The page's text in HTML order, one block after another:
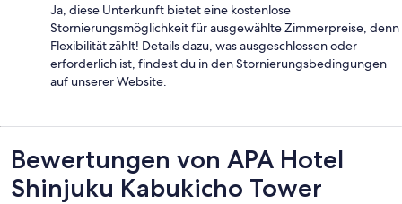
Ja, diese Unterkunft bietet eine kostenlose
Stornierungsmöglichkeit für ausgewählte Zimmerpreise, denn
Flexibilität zählt! Details dazu, was ausgeschlossen oder
erforderlich ist, findest du in den Stornierungsbedingungen
auf unserer Website.
Bewertungen
Bewertungen von APA Hotel
Shinjuku Kabukicho Tower